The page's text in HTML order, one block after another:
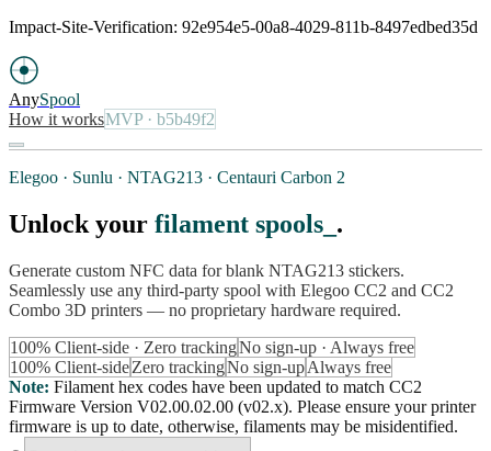
Impact-Site-Verification: 92e954e5-00a8-4029-811b-8497edbed35d
AnySpool
How it worksMVP· b5b49f2
Elegoo · Sunlu · NTAG213 · Centauri Carbon 2
Unlock your filament spools .
Generate custom NFC data for blank NTAG213 stickers.
Seamlessly use any third-party spool with Elegoo CC2 and CC2
Combo 3D printers — no proprietary hardware required.
100% Client-side · Zero trackingNo sign-up · Always free
100% Client-sideZero trackingNo sign-upAlways free
Note: Filament hex codes have been updated to match CC2
Firmware Version V02.00.02.00 (v02.x). Please ensure your printer
firmware is up to date, otherwise, filaments may be misidentified.